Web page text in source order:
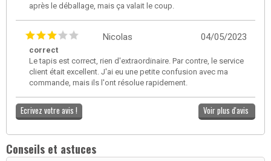
après le déballage, mais ça valait le coup.
04/05/2023
Nicolas
correct
Le tapis est correct, rien d'extraordinaire. Par contre, le service
client était excellent. J'ai eu une petite confusion avec ma
commande, mais ils l'ont résolue rapidement.
Ecrivez votre avis ! Voir plus d'avis
Conseils et astuces